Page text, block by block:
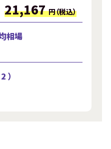
21,167 円（税込）
相場
）